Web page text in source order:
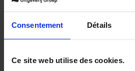
Consentement Détails
Ce site web utilise des cookies.